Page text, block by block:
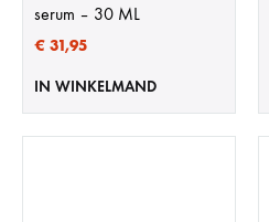
serum – 30 ML
€ 31,95
IN WINKELMAND